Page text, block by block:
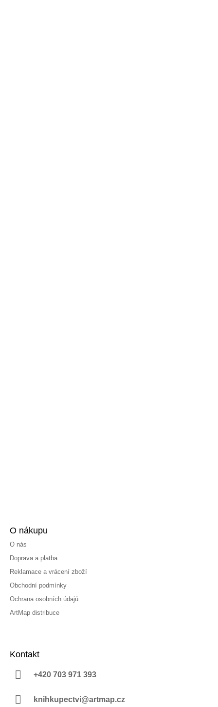
O nákupu
O nás
Doprava a platba
Reklamace a vrácení zboží
Obchodní podmínky
Ochrana osobních údajů
ArtMap distribuce
Kontakt
+420 703 971 393
knihkupectvi@artmap.cz